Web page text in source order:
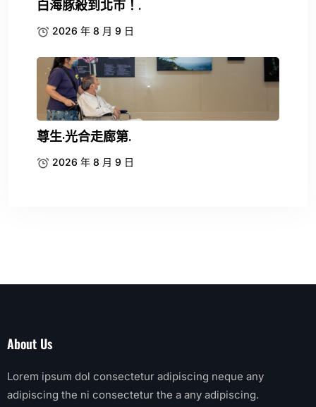
白海豚殺到北市！.
2026 年 8 月 9 日
尊生·光合走廊第.
2026 年 8 月 9 日
About Us
Lorem ipsum dol consectetur adipiscing neque any
adipiscing the ni consectetur the a any adipiscing.